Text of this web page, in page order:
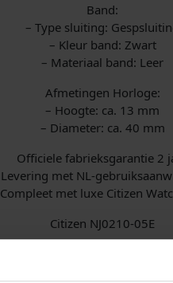
Band:
– Type sluiting:
– Kleur band: Zwart
– Materiaal band: Leer
Afmetingen Horloge:
– Hoogte: ca. 13 mm
– Diameter: ca. 40 mm
Officiele fabrieksgarantie 2
Levering met NL-
Compleet met luxe Citizen
Citizen NJ0210-05E